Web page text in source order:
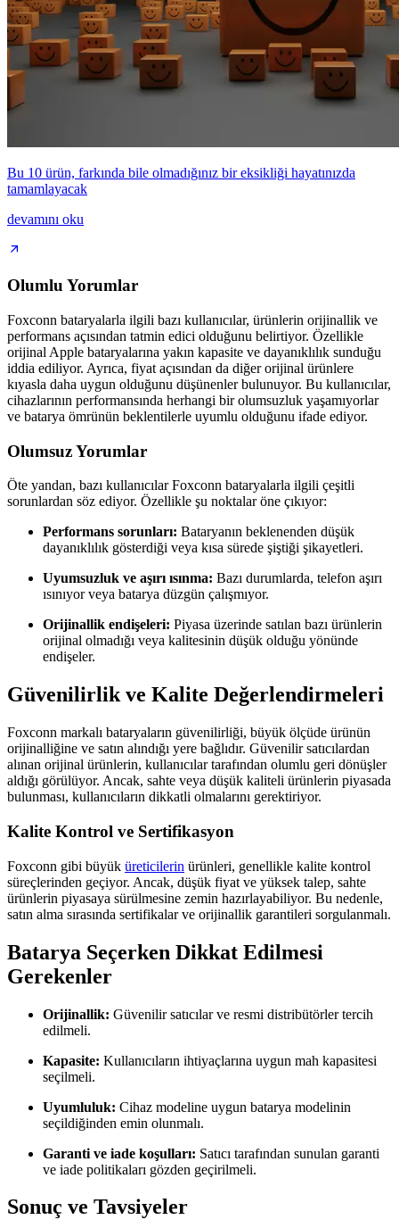
Bu 10 ürün, farkında bile olmadığınız bir eksikliği hayatınızda
tamamlayacak
devamını oku
Olumlu Yorumlar
Foxconn bataryalarla ilgili bazı kullanıcılar, ürünlerin orijinallik ve
performans açısından tatmin edici olduğunu belirtiyor. Özellikle
orijinal Apple bataryalarına yakın kapasite ve dayanıklılık sunduğu
iddia ediliyor. Ayrıca, fiyat açısından da diğer orijinal ürünlere
kıyasla daha uygun olduğunu düşünenler bulunuyor. Bu kullanıcılar,
cihazlarının performansında herhangi bir olumsuzluk yaşamıyorlar
ve batarya ömrünün beklentilerle uyumlu olduğunu ifade ediyor.
Olumsuz Yorumlar
Öte yandan, bazı kullanıcılar Foxconn bataryalarla ilgili çeşitli
sorunlardan söz ediyor. Özellikle şu noktalar öne çıkıyor:
Performans sorunları: Bataryanın beklenenden düşük
dayanıklılık gösterdiği veya kısa sürede şiştiği şikayetleri.
Uyumsuzluk ve aşırı ısınma: Bazı durumlarda, telefon aşırı
ısınıyor veya batarya düzgün çalışmıyor.
Orijinallik endişeleri: Piyasa üzerinde satılan bazı ürünlerin
orijinal olmadığı veya kalitesinin düşük olduğu yönünde
endişeler.
Güvenilirlik ve Kalite Değerlendirmeleri
Foxconn markalı bataryaların güvenilirliği, büyük ölçüde ürünün
orijinalliğine ve satın alındığı yere bağlıdır. Güvenilir satıcılardan
alınan orijinal ürünlerin, kullanıcılar tarafından olumlu geri dönüşler
aldığı görülüyor. Ancak, sahte veya düşük kaliteli ürünlerin piyasada
bulunması, kullanıcıların dikkatli olmalarını gerektiriyor.
Kalite Kontrol ve Sertifikasyon
Foxconn gibi büyük üreticilerin ürünleri, genellikle kalite kontrol
süreçlerinden geçiyor. Ancak, düşük fiyat ve yüksek talep, sahte
ürünlerin piyasaya sürülmesine zemin hazırlayabiliyor. Bu nedenle,
satın alma sırasında sertifikalar ve orijinallik garantileri sorgulanmalı.
Batarya Seçerken Dikkat Edilmesi
Gerekenler
Orijinallik: Güvenilir satıcılar ve resmi distribütörler tercih
edilmeli.
Kapasite: Kullanıcıların ihtiyaçlarına uygun mah kapasitesi
seçilmeli.
Uyumluluk: Cihaz modeline uygun batarya modelinin
seçildiğinden emin olunmalı.
Garanti ve iade koşulları: Satıcı tarafından sunulan garanti
ve iade politikaları gözden geçirilmeli.
Sonuç ve Tavsiyeler